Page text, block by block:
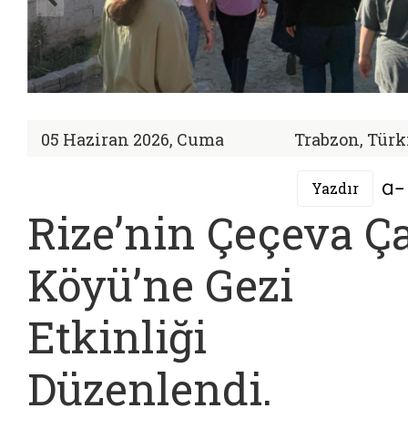
05 Haziran 2026, Cuma Trabzon,
Yazdır
Rize’nin Çeçeva
Köyü’ne Gezi
Etkinliği
Düzenlendi.